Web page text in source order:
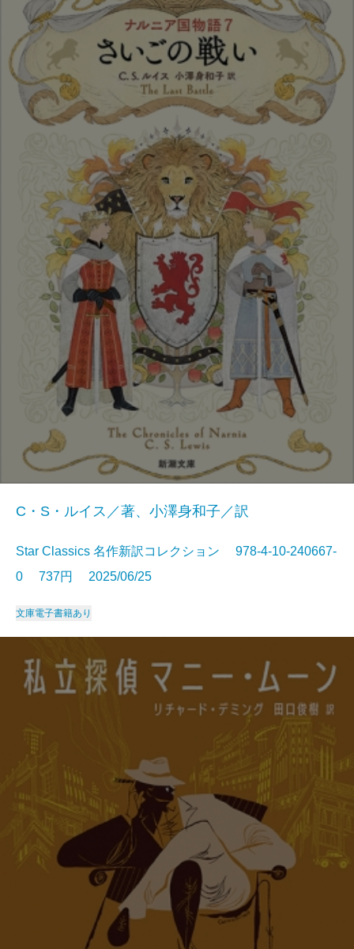
C・S・ルイス／著、小澤身和子／訳
Star Classics 名作新訳コレクション 978-4-10-240667-
0 737円 2025/06/25
文庫電子書籍あり